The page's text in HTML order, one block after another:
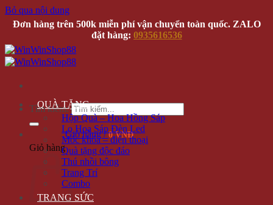
Bỏ qua nội dung
Đơn hàng trên 500k miễn phí vận chuyển toàn quốc. ZALO
đặt hàng: 0935616536
Tìm kiếm:
Giỏ hàng /0 VNĐ
Giỏ hàng
QUÀ TẶNG
Hộp Quà – Hoa Hồng Sáp
Lọ Hoa Sáp Đèn Led
Móc khóa – điện thoại
Quà tặng độc đáo
Thú nhồi bông
Trang Trí
Combo
TRANG SỨC